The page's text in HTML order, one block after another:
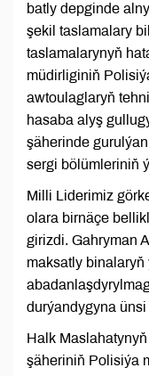
batly depginde
şekil taslamalary
taslamalarynyň
müdirliginiň
awtoulaglaryň
hasaba alyş
şäherinde
sergi bölümleriniň
Milli Liderimiz
olara birnäçe
girizdi. Gahryman
maksatly
durýandygyna ünsi
Halk
şäheriniň Polisiýa